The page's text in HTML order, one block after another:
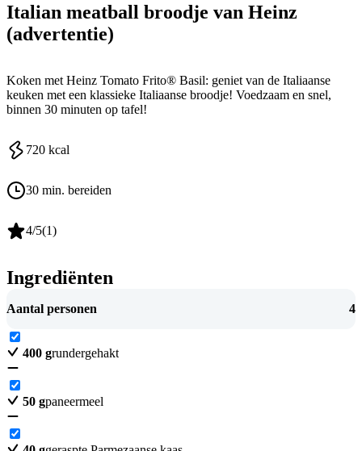
Italian meatball broodje van Heinz
(advertentie)
Koken met Heinz Tomato Frito® Basil: geniet van de Italiaanse
keuken met een klassieke Italiaanse broodje! Voedzaam en snel,
binnen 30 minuten op tafel!
720 kcal
30 min. bereiden
4/5(1)
Ingrediënten
Aantal personen 4
400 grundergehakt
50 gpaneermeel